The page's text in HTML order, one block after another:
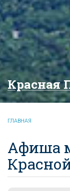
Красная
ГЛАВНАЯ
Афиша